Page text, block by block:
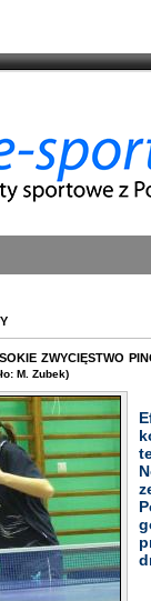
zwycięstwo
M. Zubek)